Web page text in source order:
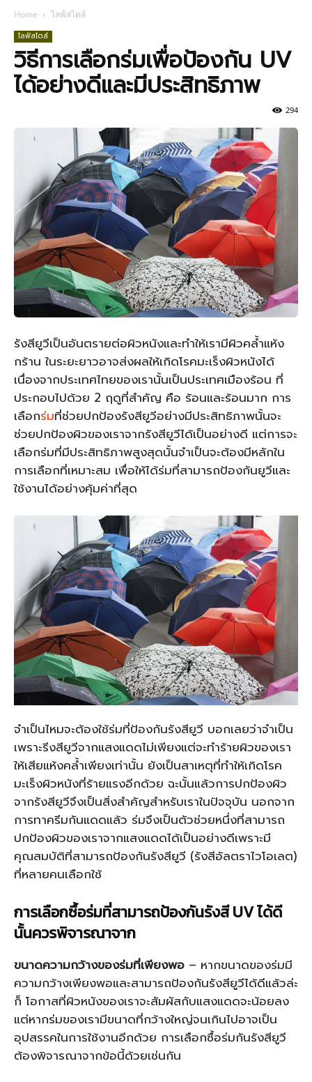
Home ไลฟ์สไตล์
ไลฟ์สไตล์
วิธีการเลือกร่มเพื่อป้องกัน UV
ได้อย่างดีและมีประสิทธิภาพ
294
รังสียูวีเป็นอันตรายต่อผิวหนังและทำให้เรามีผิวคล้ำแห้ง
กร้าน ในระยะยาวอาจส่งผลให้เกิดโรคมะเร็งผิวหนังได้
เนื่องจากประเทศไทยของเรานั้นเป็นประเทศเมืองร้อน ที่
ประกอบไปด้วย 2 ฤดูที่สำคัญ คือ ร้อนและร้อนมาก การ
เลือกร่มที่ช่วยปกป้องรังสียูวีอย่างมีประสิทธิภาพนั้นจะ
ช่วยปกป้องผิวของเราจากรังสียูวีได้เป็นอย่างดี แต่การจะ
เลือกร่มที่มีประสิทธิภาพสูงสุดนั้นจำเป็นจะต้องมีหลักใน
การเลือกที่เหมาะสม เพื่อให้ได้ร่มที่สามารถป้องกันยูวีและ
ใช้งานได้อย่างคุ้มค่าที่สุด
จำเป็นไหมจะต้องใช้ร่มที่ป้องกันรังสียูวี บอกเลยว่าจำเป็น
เพราะรีงสียูวีจากแสงแดดไม่เพียงแต่จะทำร้ายผิวของเรา
ให้เสียแห้งคล้ำเพียงเท่านั้น ยังเป็นสาเหตุที่ทำให้เกิดโรค
มะเร็งผิวหนังที่ร้ายแรงอีกด้วย ฉะนั้นแล้วการปกป้องผิว
จากรังสียูวีจึงเป็นสิ่งสำคัญสำหรับเราในปัจจุบัน นอกจาก
การทาครีมกันแดดแล้ว ร่มจึงเป็นตัวช่วยหนึ่งที่สามารถ
ปกป้องผิวของเราจากแสงแดดได้เป็นอย่างดีเพราะมี
คุณสมบัติที่สามารถป้องกันรังสียูวี (รังสีอัลตราไวโอเลต)
ที่หลายคนเลือกใช้
การเลือกซื้อร่มที่สามารถป้องกันรังสี UVได้ดี
นั้นควรพิจารณาจาก
ขนาดความกว้างของร่มที่เพียงพอ – หากขนาดของร่มมี
ความกว้างเพียงพอและสามารถป้องกันรังสียูวีได้ดีแล้วล่ะ
ก็ โอกาสที่ผิวหนังของเราจะสัมผัสกับแสงแดดจะน้อยลง
แต่หากร่มของเรามีขนาดที่กว้างใหญ่จนเกินไปอาจเป็น
อุปสรรคในการใช้งานอีกด้วย การเลือกซื้อร่มกันรังสียูวี
ต้องพิจารณาจากข้อนี้ด้วยเช่นกัน